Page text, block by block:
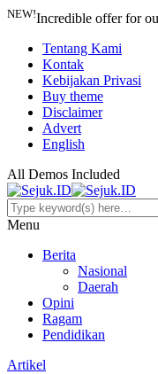
NEW!Incredible offer for
Tentang Kami
Kontak
Kebijakan Privasi
Buy theme
Disclaimer
Advert
English
All Demos Included
Menu
Berita
Nasional
Daerah
Opini
Ragam
Pendidikan
Artikel